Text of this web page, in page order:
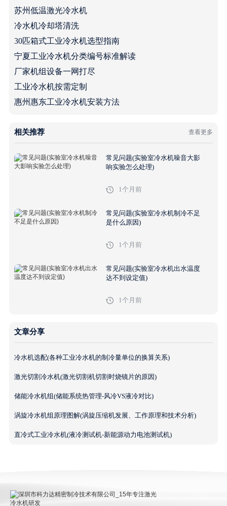
苏州低温激光冷水机
冷水机冷却塔清洗
30匹箱式工业冷水机选型指南
宁夏工业冷水机分类编号标准解读
厂家机组设备一网打尽
工业冷水机按需定制
惠州惠东工业冷水机安装方法
相关推荐 查看更多
常见问题(实验室冷水机噪音大影
响实验怎么处理)
1个月前
常见问题(实验室冷水机制冷不足
是什么原因)
1个月前
常见问题(实验室冷水机出水温度
达不到设定值)
1个月前
文章分享
冷水机选配(各种工业冷水机的制冷量单位的换算关系)
激光切割冷水机(激光切割机切割时烧镜片的原因)
储能冷水机组(储能系统热管理-风冷VS液冷对比)
涡旋冷水机组原理图解(涡旋压缩机发展、工作原理和技术分析)
直冷式工业冷水机(液冷测试机-新能源动力电池测试机)